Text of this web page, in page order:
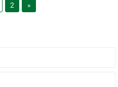
2 »